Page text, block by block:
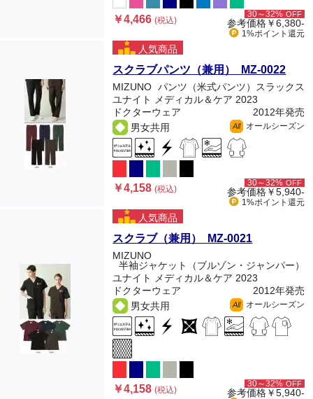
￥4,466(税込)
30～32% OFF
参考価格￥6,380-
1%ポイント 還元
人気商品
スクラブパンツ（兼用） MZ-0022
MIZUNO パンツ（米式パンツ）スラックス
ユナイト メディカル＆ケア 2023
ドクターウェア
2012年発売
男女共用
All オールシーズン
￥4,158(税込)
30～32% OFF
参考価格￥5,940-
1%ポイント 還元
人気商品
スクラブ（兼用） MZ-0021
MIZUNO
半袖ジャケット（ブルゾン・ジャンパー）
ユナイト メディカル＆ケア 2023
ドクターウェア
2012年発売
男女共用
All オールシーズン
￥4,158(税込)
30～32% OFF
参考価格￥5,940-